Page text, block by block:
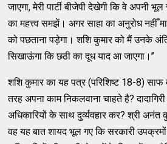
जाएगा, मेरी पार्टी बीजेपी देखेगी कि वे अपनी
का महत्त्व समझें। अगर साहा का अनुरोध नहीँ
को पछताना पड़ेगा। शशि कुमार को मैं उनके
सिखाऊंगा कि छठी का दूध याद आ जाएगा।’’
शशि कुमार का यह पत्र (परिशिष्ट 18-8) साफ
तरह अपना काम निकलवाना चाहते है?
अधिकारियों के साथ दुर्व्यवहार कर? श्री
वह यह बात शायद भूल गए कि सरकारी